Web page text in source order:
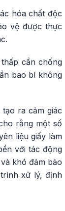
hóa chất độc
vệ được thực
cần chống
bao bì không
ra cảm giác
rằng một số
liệu giấy làm
với tác động
khó đảm bảo
xử lý, định